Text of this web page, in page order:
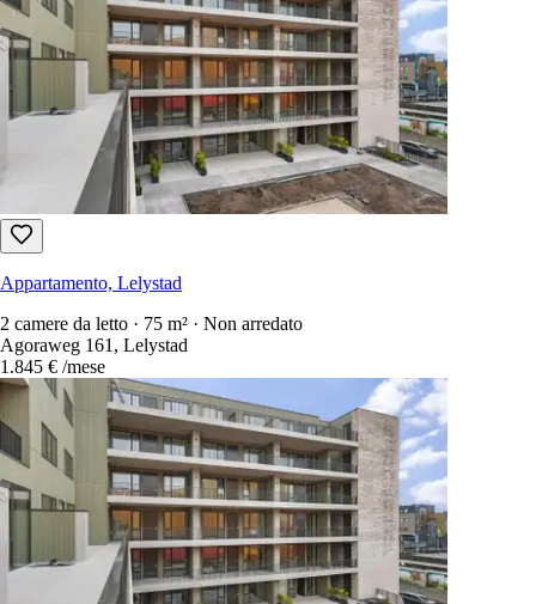
Appartamento, Lelystad
2 camere da letto · 75 m² · Non arredato
Agoraweg 161, Lelystad
1.845 € /mese